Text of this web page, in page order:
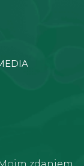
zdaniem